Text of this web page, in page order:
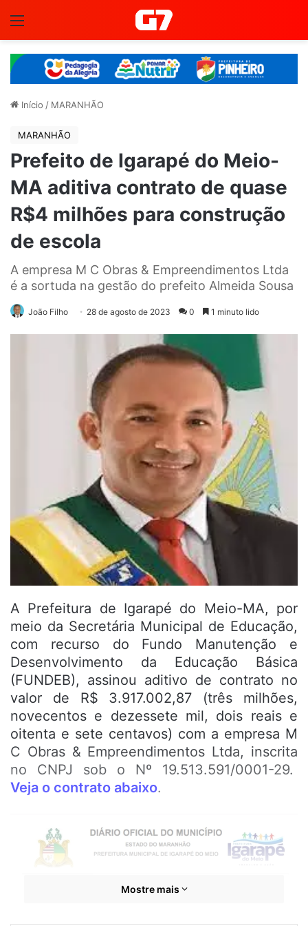
Início / MARANHÃO
MARANHÃO
Prefeito de Igarapé do Meio-
MA aditiva contrato de quase
R$4 milhões para construção
de escola
A empresa M C Obras & Empreendimentos Ltda
é a sortuda na gestão do prefeito Almeida Sousa
João Filho 28 de agosto de 2023 0 1 minuto lido
A Prefeitura de Igarapé do Meio-MA, por
meio da Secretária Municipal de Educação,
com recurso do Fundo Manutenção e
Desenvolvimento da Educação Básica
(FUNDEB), assinou aditivo de contrato no
valor de R$ 3.917.002,87 (três milhões,
novecentos e dezessete mil, dois reais e
oitenta e sete centavos) com a empresa M
C Obras & Empreendimentos Ltda, inscrita
no CNPJ sob o Nº 19.513.591/0001-29.
Veja o contrato abaixo.
Mostre mais